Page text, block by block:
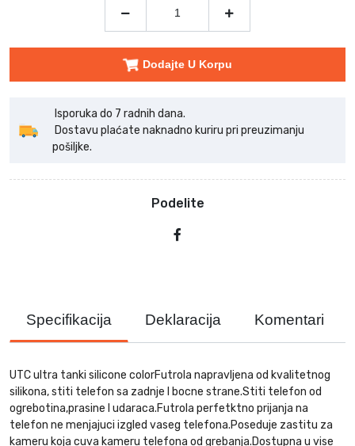
Dodajte U Korpu
Isporuka do 7 radnih dana.
Dostavu plaćate naknadno kuriru pri preuzimanju
pošiljke.
Podelite
Specifikacija Deklaracija Komentari
UTC ultra tanki silicone colorFutrola napravljena od kvalitetnog
silikona, stiti telefon sa zadnje I bocne strane.Stiti telefon od
ogrebotina,prasine I udaraca.Futrola perfetktno prijanja na
telefon ne menjajuci izgled vaseg telefona.Poseduje zastitu za
kameru koja cuva kameru telefona od grebanja.Dostupna u vise